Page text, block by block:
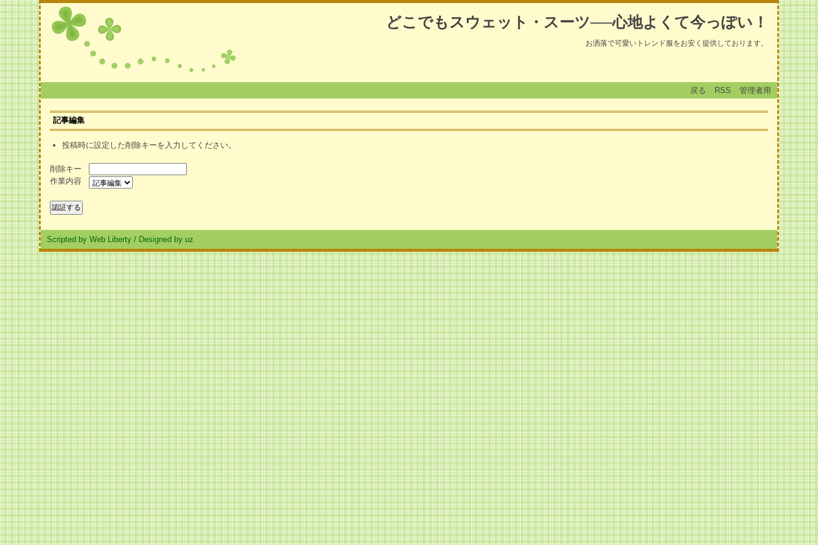
どこでもスウェット・スーツ──心地よくて今っぽい！
お洒落で可愛いトレンド服をお安く提供しております。
戻る RSS 管理者用
記事編集
投稿時に設定した削除キーを入力してください。
削除キー
作業内容
Scripted by Web Liberty / Designed by uz